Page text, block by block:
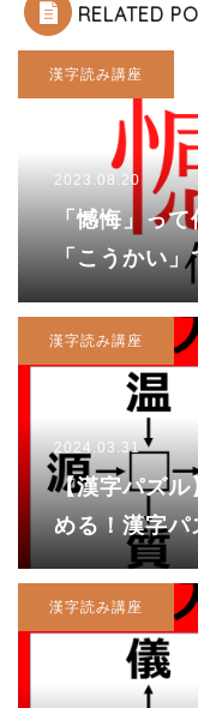
RELATED
漢字読み講座
2023.08.20
「憾悔」っ
「こうかい
せんよ！
漢字読み講座
2024.03.31
【漢字パズル
める！漢字パ
漢字読み講座